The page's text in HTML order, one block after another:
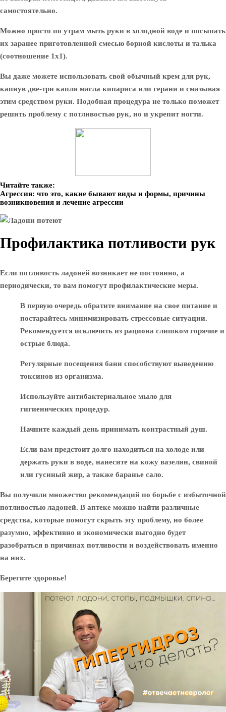
самостоятельно.
Можно просто по утрам мыть руки в холодной воде и посыпать
их заранее приготовленной смесью борной кислоты и талька
(соотношение 1х1).
Вы даже можете использовать свой обычный крем для рук,
капнув две-три капли масла кипариса или герани и смазывая
этим средством руки. Подобная процедура не только поможет
решить проблему с потливостью рук, но и укрепит ногти.
Читайте также:
Агрессия: что это, какие бывают виды и формы, причины
возникновения и лечение агрессии
Профилактика потливости рук
Если потливость ладоней возникает не постоянно, а
периодически, то вам помогут профилактические меры.
В первую очередь обратите внимание на свое питание и
постарайтесь минимизировать стрессовые ситуации.
Рекомендуется исключить из рациона слишком горячие и
острые блюда.
Регулярные посещения бани способствуют выведению
токсинов из организма.
Используйте антибактериальное мыло для
гигиенических процедур.
Начните каждый день принимать контрастный душ.
Если вам предстоит долго находиться на холоде или
держать руки в воде, нанесите на кожу вазелин, свиной
или гусиный жир, а также баранье сало.
Вы получили множество рекомендаций по борьбе с избыточной
потливостью ладоней. В аптеке можно найти различные
средства, которые помогут скрыть эту проблему, но более
разумно, эффективно и экономически выгодно будет
разобраться в причинах потливости и воздействовать именно
на них.
Берегите здоровье!